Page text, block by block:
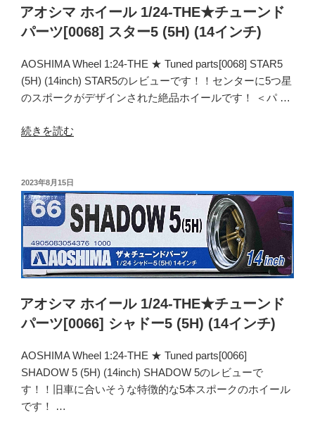
チ)”
チ
ュ
ン
ド
パ
ツ
ー
ク
Ⅲ
浅
リ
ム
(14
イ
ン
チ)”
アオシマ ホイール 1/24-THE★チューンド
パーツ[0068] スター5 (5H) (14インチ)
AOSHIMA Wheel 1:24-THE ★ Tuned parts[0068] STAR5
(5H) (14inch) STAR5のレビューです！！センターに5つ星
のスポークがデザインされた絶品ホイールです！ ＜パ …
“ア
マ
ホ
イ
ル
1/24-
THE★
チ
ン
ド
パ
ー
続きを読む
投
稿
日:
2023年8月15日
アオシマ ホイール 1/24-THE★チューンド
パーツ[0066] シャドー5 (5H) (14インチ)
AOSHIMA Wheel 1:24-THE ★ Tuned parts[0066]
SHADOW 5 (5H) (14inch) SHADOW 5のレビューで
す！！旧車に合いそうな特徴的な5本スポークのホイール
です！ …